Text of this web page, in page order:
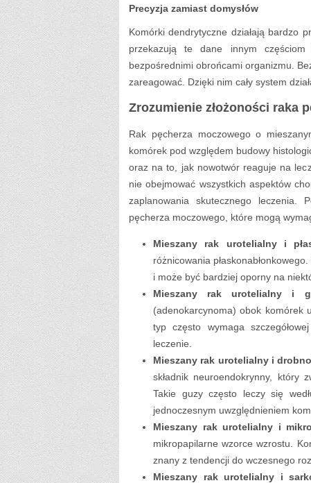
Precyzja zamiast domysłów
Komórki dendrytyczne działają bardzo
przekazują te dane innym
bezpośrednimi obrońcami organizmu.
zareagować. Dzięki nim cały system
Zrozumienie złożoności raka
Rak pęcherza moczowego o
komórek pod względem budowy
oraz na to, jak nowotwór reaguje na
nie obejmować wszystkich aspektów
zaplanowania skutecznego leczenia.
pęcherza moczowego, które mogą
Mieszany rak urotelialny i
różnicowania
i może być bardziej oporny na
Mieszany rak urotelialny i
(adenokarcynoma) obok komórek
typ często wymaga
leczenie.
Mieszany rak urotelialny i
składnik neuroendokrynny, który
Takie guzy często leczy się
jednoczesnym uwzględnieniem
Mieszany rak urotelialny i
mikropapilarne wzorce wzrostu.
znany z tendencji do wczesnego
Mieszany rak urotelialny i